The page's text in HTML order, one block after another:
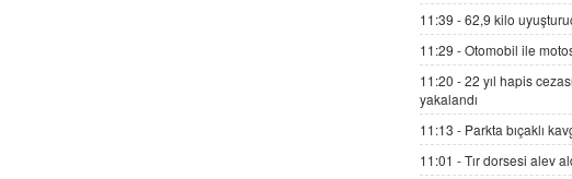
DR.
Gerçek
GÖNÜL
11:39 -62,9 kilo
11:29 -Otomobil ile
11:20 -22 yıl hapis
yakalandı
11:13 - Parkta bıçaklı
11:01 -Tır dorsesi alev